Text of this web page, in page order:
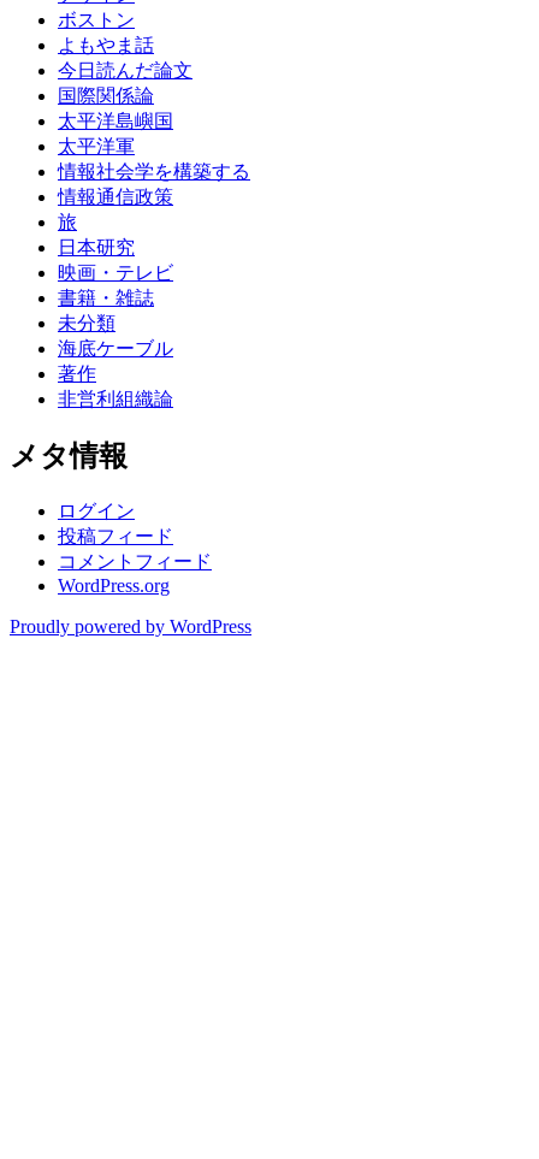
ボストン
よもやま話
今日読んだ論文
国際関係論
太平洋島嶼国
太平洋軍
情報社会学を構築する
情報通信政策
旅
日本研究
映画・テレビ
書籍・雑誌
未分類
海底ケーブル
著作
非営利組織論
メタ情報
ログイン
投稿フィード
コメントフィード
WordPress.org
Proudly powered by WordPress